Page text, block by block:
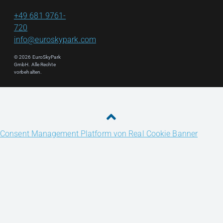
+49 681 9761-
720
info@euroskypark.com
© 2026 EuroSkyPark
GmbH. Alle Rechte
vorbehalten.
Consent Management Platform von Real Cookie Banner